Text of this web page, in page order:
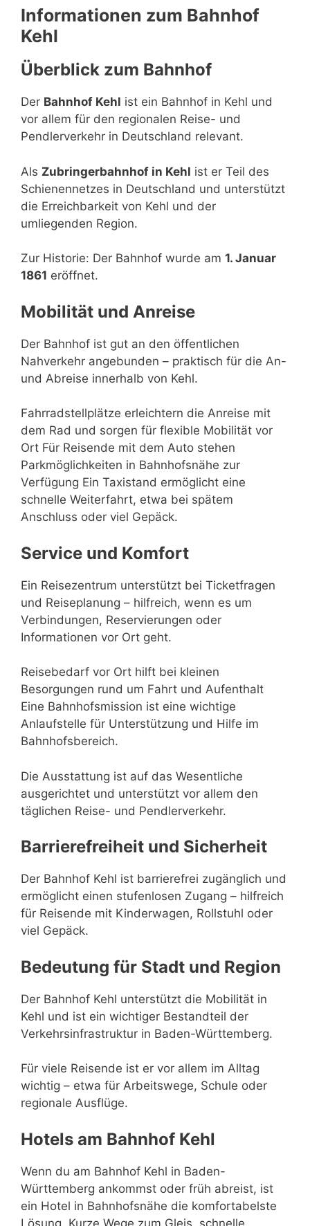
Informationen zum Bahnhof
Kehl
Überblick zum Bahnhof
Der Bahnhof Kehl ist ein Bahnhof in Kehl und
vor allem für den regionalen Reise- und
Pendlerverkehr in Deutschland relevant.
Als Zubringerbahnhof in Kehl ist er Teil des
Schienennetzes in Deutschland und unterstützt
die Erreichbarkeit von Kehl und der
umliegenden Region.
Zur Historie: Der Bahnhof wurde am 1. Januar
1861 eröffnet.
Mobilität und Anreise
Der Bahnhof ist gut an den öffentlichen
Nahverkehr angebunden – praktisch für die An-
und Abreise innerhalb von Kehl.
Fahrradstellplätze erleichtern die Anreise mit
dem Rad und sorgen für flexible Mobilität vor
Ort Für Reisende mit dem Auto stehen
Parkmöglichkeiten in Bahnhofsnähe zur
Verfügung Ein Taxistand ermöglicht eine
schnelle Weiterfahrt, etwa bei spätem
Anschluss oder viel Gepäck.
Service und Komfort
Ein Reisezentrum unterstützt bei Ticketfragen
und Reiseplanung – hilfreich, wenn es um
Verbindungen, Reservierungen oder
Informationen vor Ort geht.
Reisebedarf vor Ort hilft bei kleinen
Besorgungen rund um Fahrt und Aufenthalt
Eine Bahnhofsmission ist eine wichtige
Anlaufstelle für Unterstützung und Hilfe im
Bahnhofsbereich.
Die Ausstattung ist auf das Wesentliche
ausgerichtet und unterstützt vor allem den
täglichen Reise- und Pendlerverkehr.
Barrierefreiheit und Sicherheit
Der Bahnhof Kehl ist barrierefrei zugänglich und
ermöglicht einen stufenlosen Zugang – hilfreich
für Reisende mit Kinderwagen, Rollstuhl oder
viel Gepäck.
Bedeutung für Stadt und Region
Der Bahnhof Kehl unterstützt die Mobilität in
Kehl und ist ein wichtiger Bestandteil der
Verkehrsinfrastruktur in Baden-Württemberg.
Für viele Reisende ist er vor allem im Alltag
wichtig – etwa für Arbeitswege, Schule oder
regionale Ausflüge.
Hotels am Bahnhof Kehl
Wenn du am Bahnhof Kehl in Baden-
Württemberg ankommst oder früh abreist, ist
ein Hotel in Bahnhofsnähe die komfortabelste
Lösung. Kurze Wege zum Gleis, schnelle